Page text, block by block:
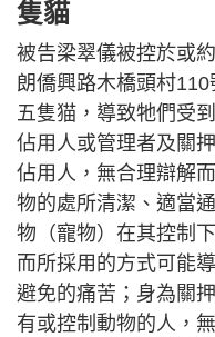
隻貓
被告梁翠儀被控於或
朗僑興路木橋頭村
五隻猫，導致牠們受
佔用人或管理者及關
佔用人，無合理辯解
物的處所清潔、適當
物（寵物）在其控制
而所採用的方式可能
避免的痛苦；身為關
有或控制動物的人，